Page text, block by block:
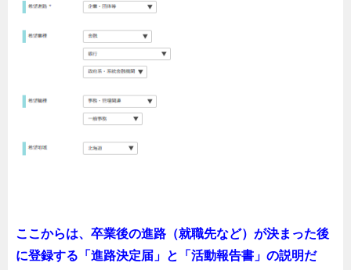
ここからは、卒業後の進路（就職先など）が決まった後
に登録する「進路決定届」と「活動報告書」の説明だ